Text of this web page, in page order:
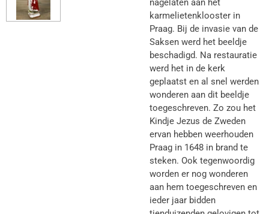
nagelaten aan het
karmelietenklooster in
Praag. Bij de invasie van de
Saksen werd het beeldje
beschadigd. Na restauratie
werd het in de kerk
geplaatst en al snel werden
wonderen aan dit beeldje
toegeschreven. Zo zou het
Kindje Jezus de Zweden
ervan hebben weerhouden
Praag in 1648 in brand te
steken. Ook tegenwoordig
worden er nog wonderen
aan hem toegeschreven en
ieder jaar bidden